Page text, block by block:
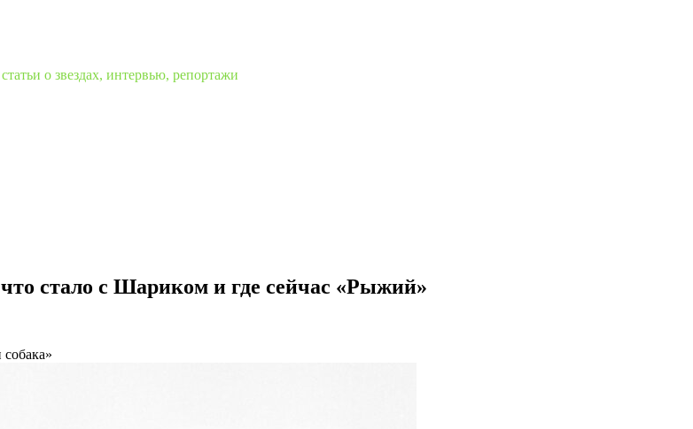
о звездах, интервью, репортажи
стало с Шариком и где сейчас «Рыжий»